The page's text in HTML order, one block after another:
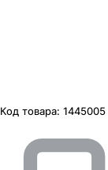
Код товара: 1445005